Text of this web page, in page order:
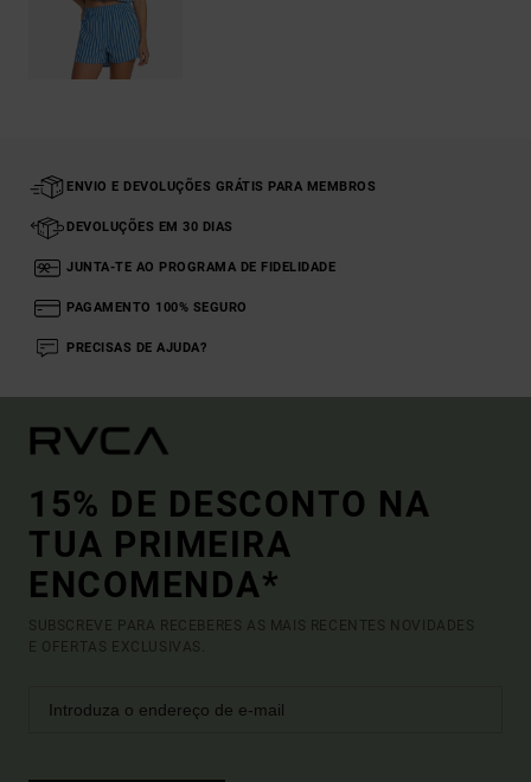
ENVIO E DEVOLUÇÕES GRÁTIS PARA MEMBROS
DEVOLUÇÕES EM 30 DIAS
JUNTA-TE AO PROGRAMA DE FIDELIDADE
PAGAMENTO 100% SEGURO
PRECISAS DE AJUDA?
15% DE DESCONTO NA
TUA PRIMEIRA
ENCOMENDA*
SUBSCREVE PARA RECEBERES AS MAIS RECENTES NOVIDADES
E OFERTAS EXCLUSIVAS.